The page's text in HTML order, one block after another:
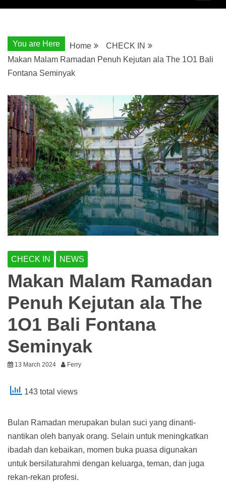
You are Here Home
CHECK IN
Makan Malam Ramadan Penuh Kejutan ala The 1O1 Bali
Fontana Seminyak
CHECK IN NEWS
Makan Malam Ramadan
Penuh Kejutan ala The
1O1 Bali Fontana
Seminyak
13 March 2024 Ferry
143 total views
Bulan Ramadan merupakan bulan suci yang dinanti-
nantikan oleh banyak orang. Selain untuk meningkatkan
ibadah dan kebaikan, momen buka puasa digunakan
untuk bersilaturahmi dengan keluarga, teman, dan juga
rekan-rekan profesi.